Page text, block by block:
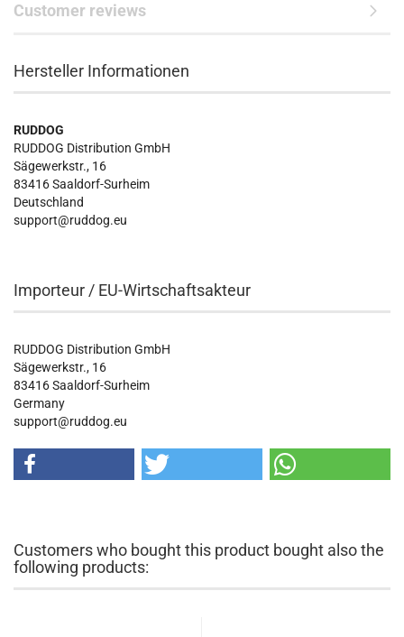
Customer reviews
Hersteller Informationen
RUDDOG
RUDDOG Distribution GmbH
Sägewerkstr., 16
83416 Saaldorf-Surheim
Deutschland
support@ruddog.eu
Importeur / EU-Wirtschaftsakteur
RUDDOG Distribution GmbH
Sägewerkstr., 16
83416 Saaldorf-Surheim
Germany
support@ruddog.eu
Customers who bought this product bought also the
following products: